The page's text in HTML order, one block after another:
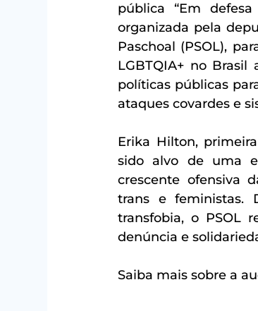
pública “Em
organizada pela
Paschoal (PSOL),
LGBTQIA+ no
políticas públicas
ataques covardes e
Erika Hilton,
sido alvo de uma
crescente ofensiva
trans e feministas.
transfobia, o PSOL
denúncia e
Saiba mais sobre a